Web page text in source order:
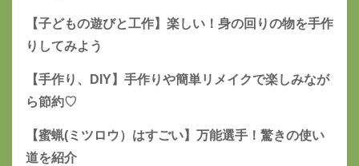
【子どもの遊びと工作】楽しい！身の回りの物を手作
りしてみよう
【手作り、DIY】手作りや簡単リメイクで楽しみなが
ら節約♡
【蜜蝋(ミツロウ）はすごい】万能選手！驚きの使い
道を紹介